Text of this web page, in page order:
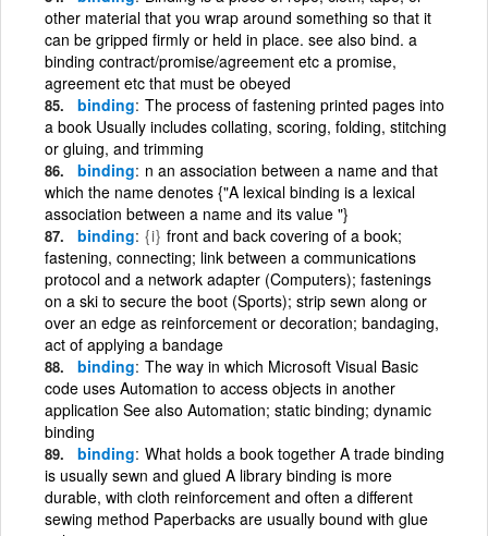
other material that you wrap around something so that it
can be gripped firmly or held in place. see also bind. a
binding contract/promise/agreement etc a promise,
agreement etc that must be obeyed
binding The process of fastening printed pages into
a book Usually includes collating, scoring, folding, stitching
or gluing, and trimming
binding n an association between a name and that
which the name denotes {"A lexical binding is a lexical
association between a name and its value "}
binding {i} front and back covering of a book;
fastening, connecting; link between a communications
protocol and a network adapter (Computers); fastenings
on a ski to secure the boot (Sports); strip sewn along or
over an edge as reinforcement or decoration; bandaging,
act of applying a bandage
binding The way in which Microsoft Visual Basic
code uses Automation to access objects in another
application See also Automation; static binding; dynamic
binding
binding What holds a book together A trade binding
is usually sewn and glued A library binding is more
durable, with cloth reinforcement and often a different
sewing method Paperbacks are usually bound with glue